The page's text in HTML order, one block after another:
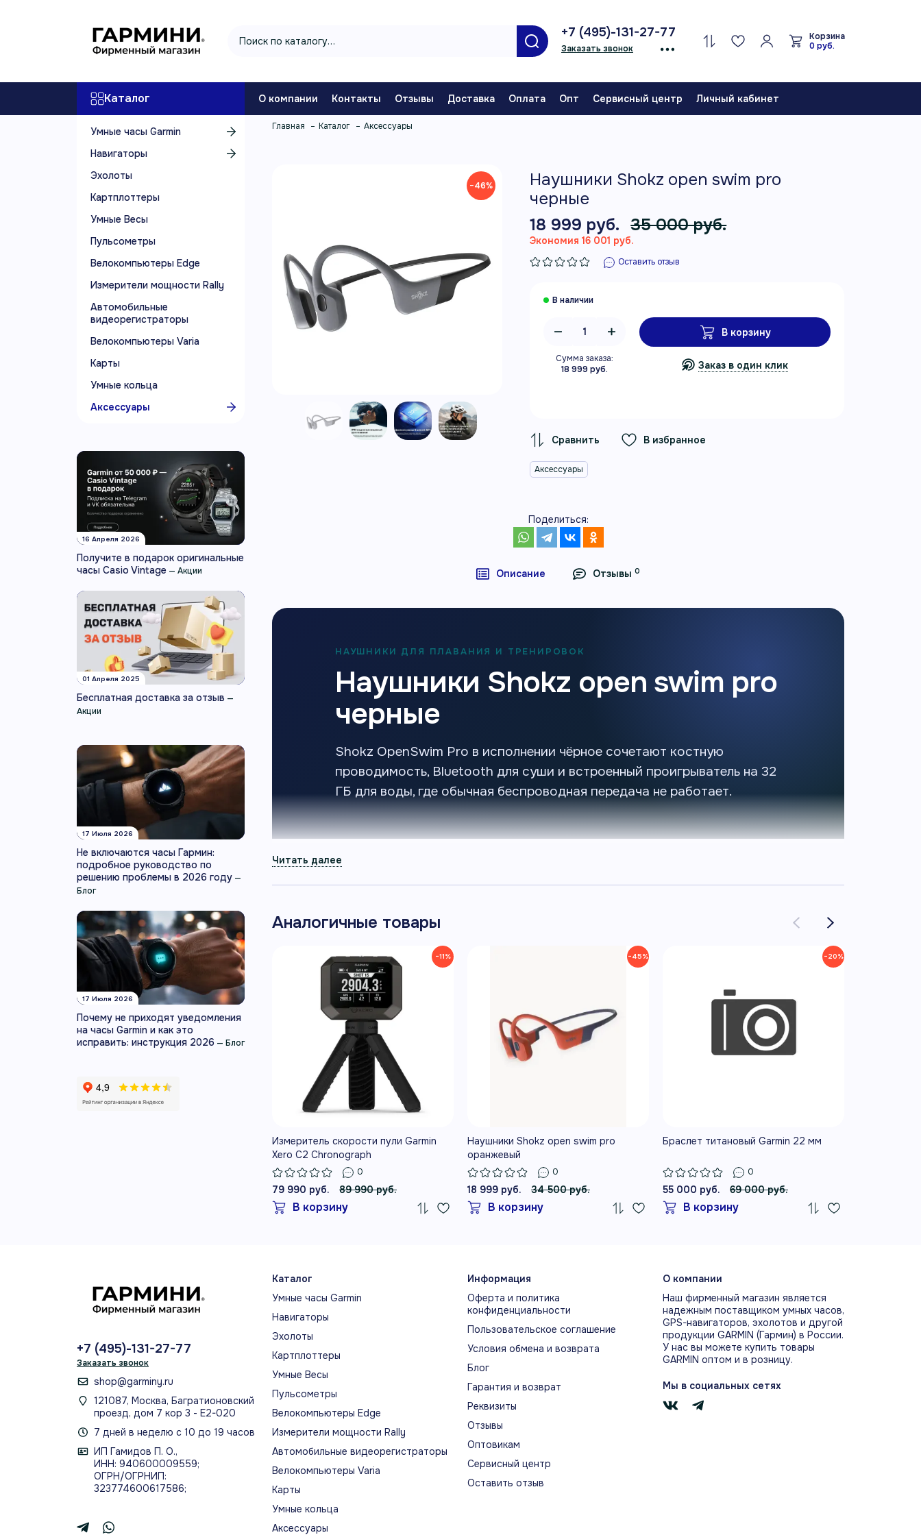
+7 (495)-131-27-77
Заказать звонок
Корзина
0 руб.
Каталог О компании Контакты Отзывы Доставка Оплата Опт Сервисный центр Личный кабинет
Главная Каталог Аксессуары
Умные часы Garmin
Навигаторы
Эхолоты
Картплоттеры
Умные Весы
Пульсометры
Велокомпьютеры Edge
Измерители мощности Rally
Автомобильные
видеорегистраторы
Велокомпьютеры Varia
Карты
Умные кольца
Аксессуары
16 Апреля 2026
Получите в подарок оригинальные
часы Casio Vintage — Акции
01 Апреля 2025
Бесплатная доставка за отзыв —
Акции
17 Июля 2026
Не включаются часы Гармин:
подробное руководство по
решению проблемы в 2026 году —
Блог
17 Июля 2026
Почему не приходят уведомления
на часы Garmin и как это
исправить: инструкция 2026 — Блог
−46%
Наушники Shokz open swim pro
черные
18 999 руб. 35 000 руб.
Экономия 16 001 руб.
Оставить отзыв
Сумма заказа:
18 999 руб.
В корзину
Заказ в один клик
В избранное
Аксессуары
Поделиться:
Описание Отзывы 0
НАУШНИКИ ДЛЯ ПЛАВАНИЯ И ТРЕНИРОВОК
Наушники Shokz open swim pro
черные
Shokz OpenSwim Pro в исполнении чёрное сочетают костную
проводимость, Bluetooth для суши и встроенный проигрыватель на 32
ГБ для воды, где обычная беспроводная передача не работает.
Главное перед
покупкой
Перед заказом важно подтвердить
точную модификацию,
совместимость и комплект поставки:
у похожих устройств эти параметры
могут заметно различаться.
проигрыватель
ПРАКТИЧЕСКИЕ ДЕТАЛИ
Как использовать и что
проверить
На суше доступен Bluetooth, а в
бассейне используется встроенная
память с заранее загруженными
Открытые уши
Костная проводимость не
перекрывает слуховой канал и
помогает сохранять внимание к
окружению.
Для погружения
Защита IP68 допускает
погружение до 2 м на срок до 2
часов по условиям производителя.
Аналогичные товары
−11%
Измеритель скорости пули Garmin
Xero C2 Chronograph
0
79 990 руб. 89 990 руб.
В корзину
−45%
Наушники Shokz open swim pro
оранжевый
0
18 999 руб. 34 500 руб.
В корзину
−20%
Браслет титановый Garmin 22 мм
0
55 000 руб. 69 000 руб.
В корзину
+7 (495)-131-27-77
Заказать звонок
shop@garminy.ru
121087, Москва, Багратионовский
проезд, дом 7 кор 3 - Е2-020
7 дней в неделю с 10 до 19 часов
ИП Гамидов П. О.,
ИНН: 940600009559;
ОГРН/ОГРНИП:
323774600617586;
Каталог
Умные часы Garmin
Навигаторы
Эхолоты
Картплоттеры
Умные Весы
Пульсометры
Велокомпьютеры Edge
Измерители мощности Rally
Автомобильные видеорегистраторы
Велокомпьютеры Varia
Карты
Умные кольца
Аксессуары
Информация
Оферта и политика
конфиденциальности
Пользовательское соглашение
Условия обмена и возврата
Блог
Гарантия и возврат
Реквизиты
Отзывы
Оптовикам
Сервисный центр
Оставить отзыв
О компании
Наш фирменный магазин является
надежным поставщиком умных часов,
GPS-навигаторов, эхолотов и другой
продукции GARMIN (Гармин) в России.
У нас вы можете купить товары
GARMIN оптом и в розницу.
Мы в социальных сетях